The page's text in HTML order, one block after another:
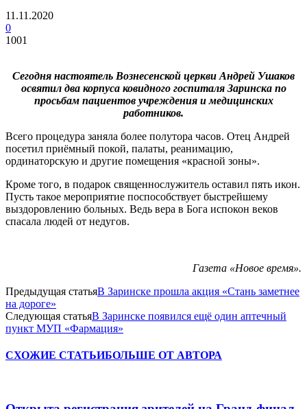
11.11.2020
0
1001
Сегодня настоятель Вознесенской церкви Андрей Ушаков
освятил два корпуса ковидного госпиталя Заринска по
просьбам пациентов учреждения и медицинских
работников.
Всего процедура заняла более полутора часов. Отец Андрей
посетил приёмный покой, палаты, реанимацию,
ординаторскую и другие помещения «красной зоны».
Кроме того, в подарок священнослужитель оставил пять икон.
Пусть такое мероприятие поспособствует быстрейшему
выздоровлению больных. Ведь вера в Бога испокон веков
спасала людей от недугов.
Газета «Новое время».
Предыдущая статьяВ Заринске прошла акция «Стань заметнее
на дороге»
Следующая статьяВ Заринске появился ещё один аптечный
пункт МУП «Фармация»
СХОЖИЕ СТАТЬИБОЛЬШЕ ОТ АВТОРА